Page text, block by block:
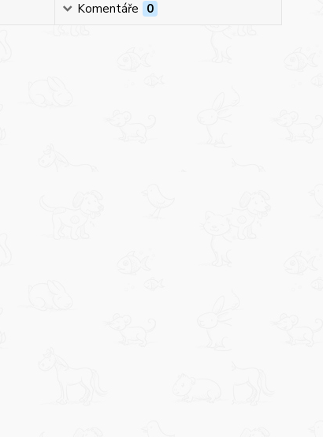
Komentáře 0